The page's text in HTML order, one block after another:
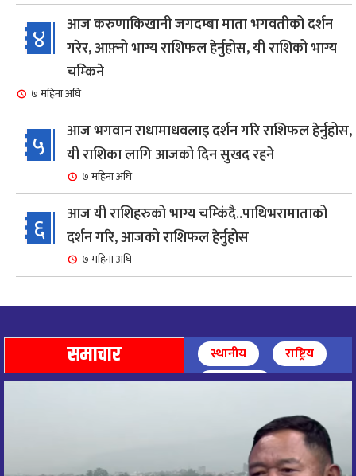
४
आज करुणाकिखानी जगदम्बा माता भगवतीको दर्शन
गरेर, आफ़्नो भाग्य राशिफल हेर्नुहोस, यी राशिको भाग्य
चम्किने
७ महिना अघि
५
आज भगवान राधामाधवलाइ दर्शन गरि राशिफल हेर्नुहोस,
यी राशिका लागि आजको दिन सुखद रहने
७ महिना अघि
६
आज यी राशिहरुको भाग्य चम्किंदै..पाथिभरामाताको
दर्शन गरि, आजको राशिफल हेर्नुहोस
७ महिना अघि
७
८ महिना अघि
८
आज पाथिभारा माताको दर्शन गरि, दिनको सुरुवात गर्दै,
आज माताभगवती जगज्जननी पाथिभरादेवीको दर्शन गरि
समाचार स्थानीय
राष्ट्रिय
अन्तर्राष्ट्रिय